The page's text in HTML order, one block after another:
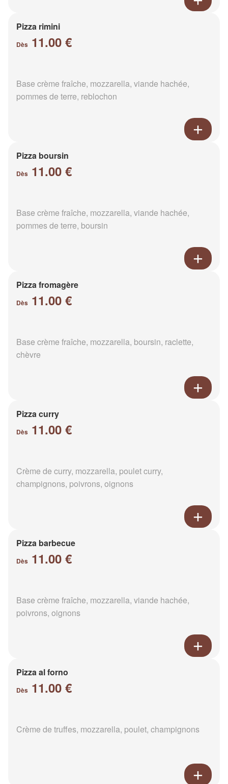
Pizza rimini
Dès 11.00 €
Base crème fraîche, mozzarella, viande hachée,
pommes de terre, reblochon
Pizza boursin
Dès 11.00 €
Base crème fraîche, mozzarella, viande hachée,
pommes de terre, boursin
Pizza fromagère
Dès 11.00 €
Base crème fraîche, mozzarella, boursin, raclette,
chèvre
Pizza curry
Dès 11.00 €
Crème de curry, mozzarella, poulet curry,
champignons, poivrons, oignons
Pizza barbecue
Dès 11.00 €
Base crème fraîche, mozzarella, viande hachée,
poivrons, oignons
Pizza al forno
Dès 11.00 €
Crème de truffes, mozzarella, poulet, champignons